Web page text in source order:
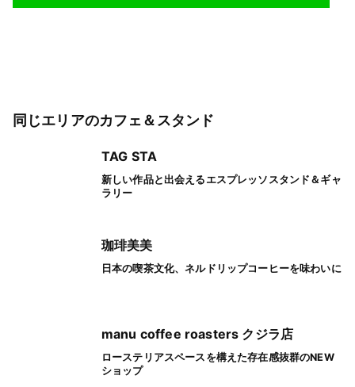
同じエリアのカフェ＆スタンド
TAG STA
新しい作品と出会えるエスプレッソスタンド＆ギャ
ラリー
珈琲美美
日本の喫茶文化、ネルドリップコーヒーを味わいに
manu coffee roasters クジラ店
ローステリアスペースを構えた存在感抜群のNEW
ショップ